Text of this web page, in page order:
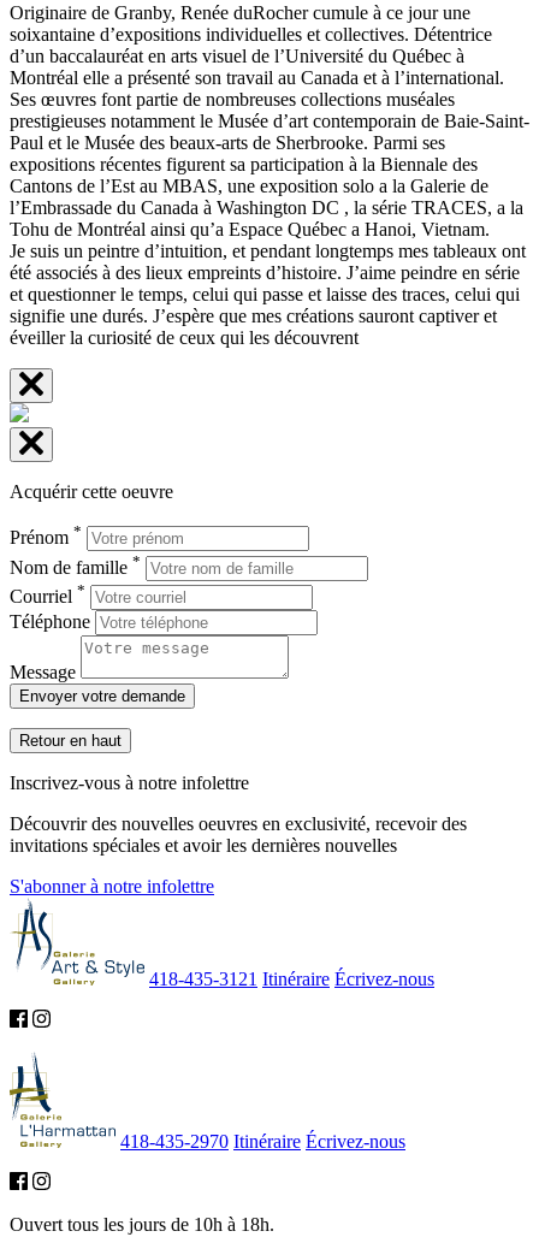
Originaire de Granby, Renée duRocher cumule à ce jour une
soixantaine d’expositions individuelles et collectives. Détentrice
d’un baccalauréat en arts visuel de l’Université du Québec à
Montréal elle a présenté son travail au Canada et à l’international.
Ses œuvres font partie de nombreuses collections muséales
prestigieuses notamment le Musée d’art contemporain de Baie-Saint-
Paul et le Musée des beaux-arts de Sherbrooke. Parmi ses
expositions récentes figurent sa participation à la Biennale des
Cantons de l’Est au MBAS, une exposition solo a la Galerie de
l’Embrassade du Canada à Washington DC , la série TRACES, a la
Tohu de Montréal ainsi qu’a Espace Québec a Hanoi, Vietnam.
Je suis un peintre d’intuition, et pendant longtemps mes tableaux ont
été associés à des lieux empreints d’histoire. J’aime peindre en série
et questionner le temps, celui qui passe et laisse des traces, celui qui
signifie une durés. J’espère que mes créations sauront captiver et
éveiller la curiosité de ceux qui les découvrent
Acquérir cette oeuvre
Prénom *
Nom de famille *
Courriel *
Téléphone
Message
Envoyer votre demande
Retour en haut
Inscrivez-vous à notre infolettre
Découvrir des nouvelles oeuvres en exclusivité, recevoir des
invitations spéciales et avoir les dernières nouvelles
S'abonner à notre infolettre
418-435-3121 Itinéraire Écrivez-nous
418-435-2970 Itinéraire Écrivez-nous
Ouvert tous les jours de 10h à 18h.